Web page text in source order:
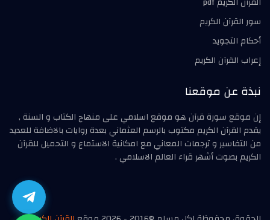
سور القرآن الكريم
أحكام التجويد
إعراب القرآن الكريم
نبذة عن موقعنا
إن موقع سورة قرآن هو موقع اسلامي على منهاج الكتاب و السنة ,
يقدم القرآن الكريم مكتوب بالرسم العثماني بعدة روايات بالاضافة للعديد
من التفاسير و ترجمات المعاني مع امكانية الاستماع و التحميل للقرآن
الكريم بصوت أشهر قراء العالم الاسلامي .